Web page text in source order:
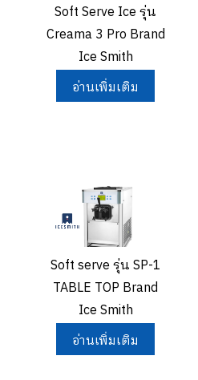
Soft Serve Ice รุ่น
Creama 3 Pro Brand
Ice Smith
อ่านเพิ่มเติม
Soft serve รุ่น SP-1
TABLE TOP Brand
Ice Smith
อ่านเพิ่มเติม